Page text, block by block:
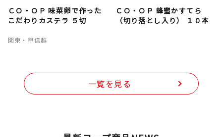
ＣＯ・ＯＰ 味菜卵で作った
こだわりカステラ ５切
関東・甲信越
ＣＯ・ＯＰ 蜂蜜かすてら
（切り落とし入り） １０本
一覧を見る